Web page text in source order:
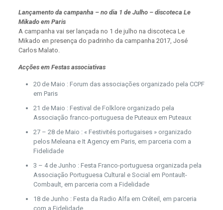
Lançamento da campanha – no dia 1 de Julho – discoteca Le
Mikado em Paris
A campanha vai ser lançada no 1 de julho na discoteca Le
Mikado en presença do padrinho da campanha 2017, José
Carlos Malato.
Acções em Festas associativas
20 de Maio : Forum das associações organizado pela CCPF
em Paris
21 de Maio : Festival de Folklore organizado pela
Associação franco-portuguesa de Puteaux em Puteaux
27 – 28 de Maio : « Festivités portugaises » organizado
pelos Meleana e It Agency em Paris, em parceria com a
Fidelidade
3 – 4 de Junho : Festa Franco-portuguesa organizada pela
Associação Portuguesa Cultural e Social em Pontault-
Combault, em parceria com a Fidelidade
18 de Junho : Festa da Radio Alfa em Créteil, em parceria
com a Fidelidade